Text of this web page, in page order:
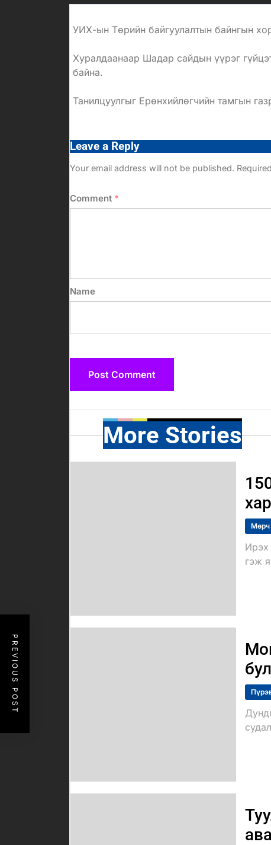
УИХ-ын Төрийн байгуулалтын байнгын
Хуралдаанаар Шадар сайдын үүрэг
байна.
Танилцуулгыг Ерөнхийлөгчийн тамгын
Leave a Reply
Your email address will not be published.
Comment *
Name
PREVIOUS POST
More Stories
Мөрч
Ирэх
гэж